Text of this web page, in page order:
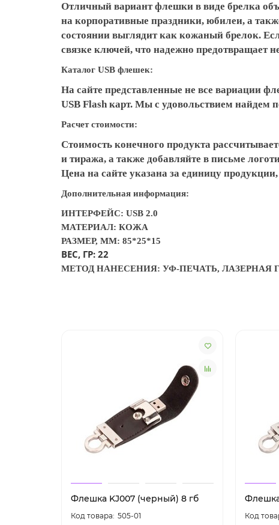
Отличный вариант флешки в виде брелка
на корпоративные праздники, юбилеи, а
состоянии выглядит как кожаный брелок.
связке ключей, что надежно предотвращает
Каталог USB флешек:
На сайте представленные не все вариации
USB Flash карт. Мы с удовольствием
Расчет стоимости:
Стоимость конечного продукта
и тиража, а также добавляйте в письме
Цена на сайте указана за единицу
Дополнительная информация:
ИНТЕРФЕЙС: USB 2.0
МАТЕРИАЛ: КОЖА
РАЗМЕР, ММ: 85*25*15
ВЕС, ГР: 22
МЕТОД НАНЕСЕНИЯ: УФ-ПЕЧАТЬ, ЛАЗЕРНАЯ
Флешка KJ007 (черный) 8 гб
505-01